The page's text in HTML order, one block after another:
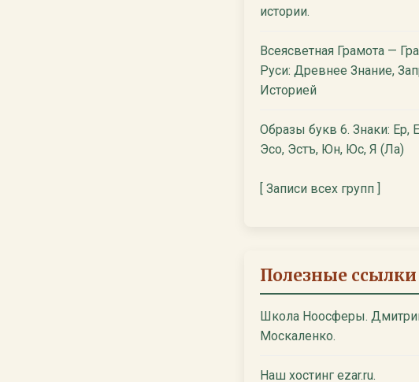
истории.
Всеясветная Грамота —
Руси: Древнее Знание,
Историей
Образы букв 6. Знаки: Ер,
Эсо, Эстъ, Юн, Юс, Я (Ла)
[ Записи всех групп ]
Полезные ссылки
Школа Ноосферы.
Москаленко.
Наш хостинг ezar.ru.